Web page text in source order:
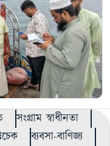
সংগ্রাম স্বাধীনতা
ব্যবসা-বাণিজ্য